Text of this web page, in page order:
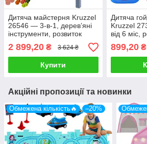
Дитяча майстерня Kruzzel
26546 — 3-в-1, дерев’яні
інструменти, розвиток
2 899,20 ₴ 3 624 ₴
Купити
Дитяча
Kruzzel
від 6 міс,
висоти
899,20₴
Акційні пропозиції та новинки
Обмежена кількість🔥 –20%